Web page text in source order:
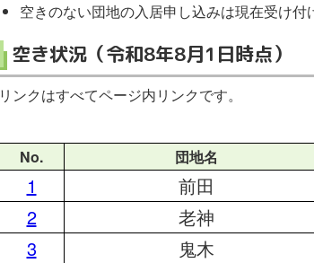
空きのない団地の入居申し込みは現在受け付
空き状況（令和8年8月1日時点）
リンクはすべてページ内リンクです。
No.
団地名
1 前田
2
老神
3
鬼木